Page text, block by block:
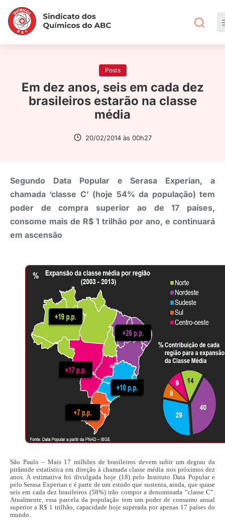
Posts
Em dez anos, seis em cada dez
brasileiros estarão na classe
média
20/02/2014 às 00h27
Segundo Data Popular e Serasa Experian, a
chamada ‘classe C’ (hoje 54% da população) tem
poder de compra superior ao de 17 países,
consome mais de R$ 1 trilhão por ano, e continuará
em ascensão
São Paulo – Mais 17 milhões de brasileiros devem subir um degrau da
pirâmide estatística em direção à chamada classe média nos próximos dez
anos. A estimativa foi divulgada hoje (18) pelo Instituto Data Popular e
pelo Serasa Experian e é parte de um estudo que sustenta, ainda, que quase
seis em cada dez brasileiros (58%) irão compor a denominada “classe C”.
Atualmente, essa parcela da população tem um poder de consumo anual
superior a R$ 1 trilhão, capacidade hoje superada por apenas 17 países do
mundo.